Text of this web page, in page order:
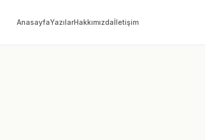
AnasayfaYazılarHakkımızdaİletişim